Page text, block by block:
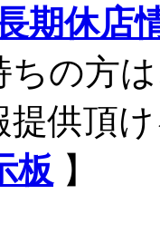
期休店
ちの方
供頂
板 】